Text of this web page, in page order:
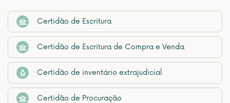
Certidão de Escritura
Certidão de Escritura de Compra e Venda
Certidão de inventário extrajudicial
Certidão de Procuração